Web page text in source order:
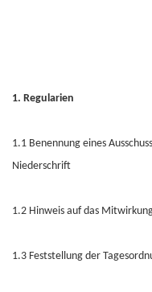
1. Regularien
1.1 Benennung eines
Niederschrift
1.2 Hinweis auf das
1.3 Feststellung der